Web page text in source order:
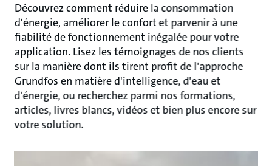
Découvrez comment réduire la consommation
d'énergie, améliorer le confort et parvenir à une
fiabilité de fonctionnement inégalée pour votre
application. Lisez les témoignages de nos clients
sur la manière dont ils tirent profit de l'approche
Grundfos en matière d'intelligence, d'eau et
d'énergie, ou recherchez parmi nos formations,
articles, livres blancs, vidéos et bien plus encore sur
votre solution.